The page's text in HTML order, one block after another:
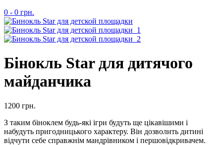
0 - 0 грн.
Бінокль Star для дитячого
майданчика
1200 грн.
З таким біноклем будь-які ігри будуть ще цікавішими і
набудуть пригодницького характеру. Він дозволить дитині
відчути себе справжнім мандрівником і першовідкривачем.